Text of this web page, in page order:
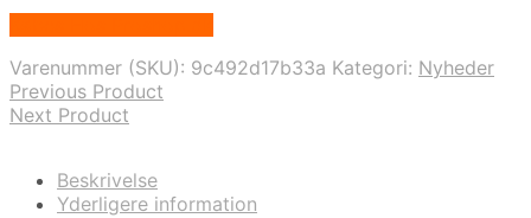
Varenummer (SKU): 9c492d17b33a Kategori: Nyheder
Previous Product
Next Product
Beskrivelse
Yderligere information